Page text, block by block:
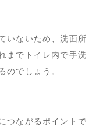
いないため、洗面所
までトイレ内で手洗
のでしょう。
つながるポイントで